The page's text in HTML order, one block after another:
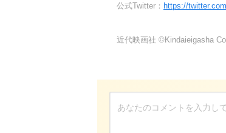
公式Twitter： https://
近代映画社 ©Kindaieigasha